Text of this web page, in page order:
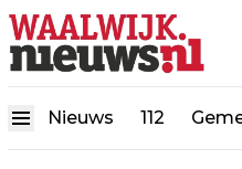
Nieuws 112